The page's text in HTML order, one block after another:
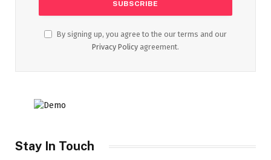
By signing up, you agree to the our terms and our
Privacy Policy agreement.
Stay In Touch